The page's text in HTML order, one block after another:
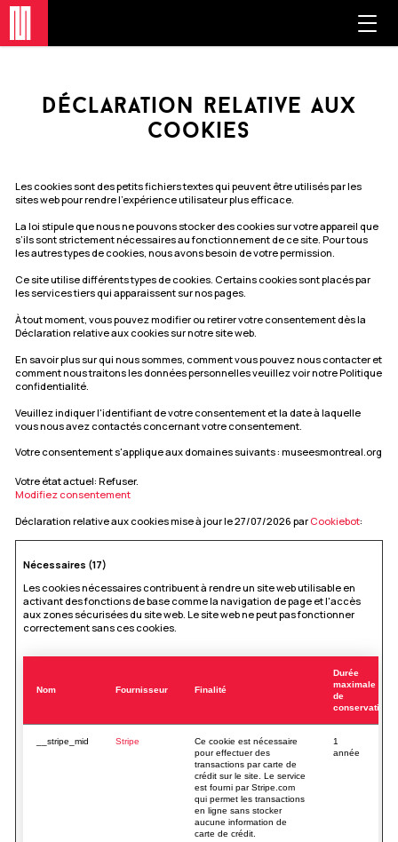
déclaration relative aux
cookies
Les cookies sont des petits fichiers textes qui peuvent être utilisés par les
sites web pour rendre l'expérience utilisateur plus efficace.
La loi stipule que nous ne pouvons stocker des cookies sur votre appareil que
s’ils sont strictement nécessaires au fonctionnement de ce site. Pour tous
les autres types de cookies, nous avons besoin de votre permission.
Ce site utilise différents types de cookies. Certains cookies sont placés par
les services tiers qui apparaissent sur nos pages.
À tout moment, vous pouvez modifier ou retirer votre consentement dès la
Déclaration relative aux cookies sur notre site web.
En savoir plus sur qui nous sommes, comment vous pouvez nous contacter et
comment nous traitons les données personnelles veuillez voir notre Politique
confidentialité.
Veuillez indiquer l'identifiant de votre consentement et la date à laquelle
vous nous avez contactés concernant votre consentement.
Votre consentement s'applique aux domaines suivants : museesmontreal.org
Votre état ​​actuel: Refuser.
Modifiez consentement
Déclaration relative aux cookies mise à jour le 27/07/2026 par Cookiebot:
Nécessaires (17)
Les cookies nécessaires contribuent à rendre un site web utilisable en
activant des fonctions de base comme la navigation de page et l'accès
aux zones sécurisées du site web. Le site web ne peut pas fonctionner
correctement sans ces cookies.
Nom Fournisseur Finalité
Durée
maximale
de
conservation
__stripe_mid Stripe
Ce cookie est nécessaire
pour effectuer des
transactions par carte de
crédit sur le site. Le service
est fourni par Stripe.com
qui permet les transactions
en ligne sans stocker
aucune information de
carte de crédit.
1
année